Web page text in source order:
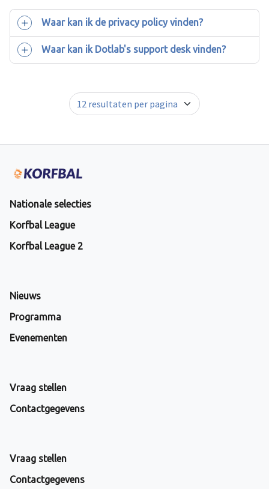
Waar kan ik de privacy policy vinden?
Waar kan ik Dotlab's support desk vinden?
Nationale selecties
Korfbal League
Korfbal League 2
Nieuws
Programma
Evenementen
Vraag stellen
Contactgegevens
Vraag stellen
Contactgegevens